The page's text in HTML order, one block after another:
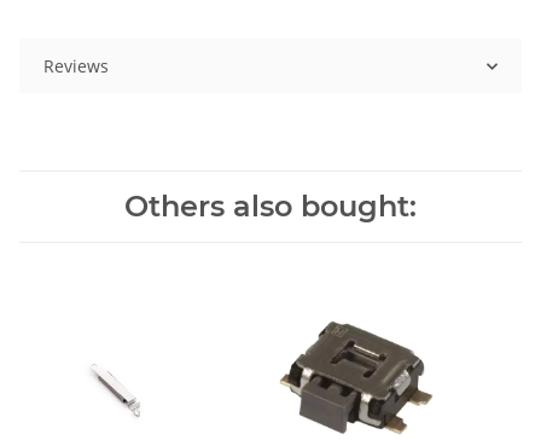
Reviews
Others also bought: